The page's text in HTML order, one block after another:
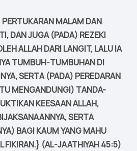
MALAM DAN
DAN JUGA (PADA) REZEKI
ALLAH DARI LANGIT, LALU IA
TUMBUH-TUMBUHAN DI
SERTA (PADA) PEREDARAN
MENGANDUNGI) TANDA-
KEESAAN ALLAH,
SERTA
BAGI KAUM YANG MAHU
FIKIRAN.} (AL-JAATHIYAH 45:5)